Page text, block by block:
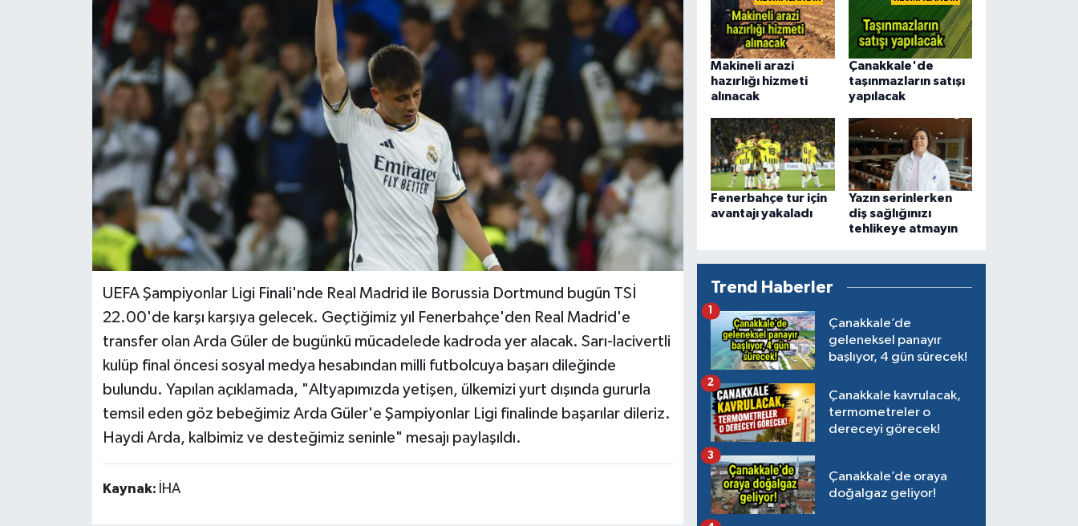
UEFA Şampiyonlar Ligi Finali'nde Real Madrid ile Borussia Dortmund bugün TSİ
22.00'de karşı karşıya gelecek. Geçtiğimiz yıl Fenerbahçe'den Real Madrid'e
transfer olan Arda Güler de bugünkü mücadelede kadroda yer alacak. Sarı-lacivertli
kulüp final öncesi sosyal medya hesabından milli futbolcuya başarı dileğinde
bulundu. Yapılan açıklamada, "Altyapımızda yetişen, ülkemizi yurt dışında gururla
temsil eden göz bebeğimiz Arda Güler'e Şampiyonlar Ligi finalinde başarılar dileriz.
Haydi Arda, kalbimiz ve desteğimiz seninle" mesajı paylaşıldı.
Kaynak: İHA
Makineli arazi
hazırlığı hizmeti
alınacak
Çanakkale'de
taşınmazların satışı
yapılacak
Fenerbahçe tur için
avantajı yakaladı
Yazın serinlerken
diş sağlığınızı
tehlikeye atmayın
Trend Haberler
Çanakkale’de
geleneksel panayır
başlıyor, 4 gün sürecek!
1
Çanakkale kavrulacak,
termometreler o
dereceyi görecek!
2
Çanakkale’de oraya
doğalgaz geliyor!
3